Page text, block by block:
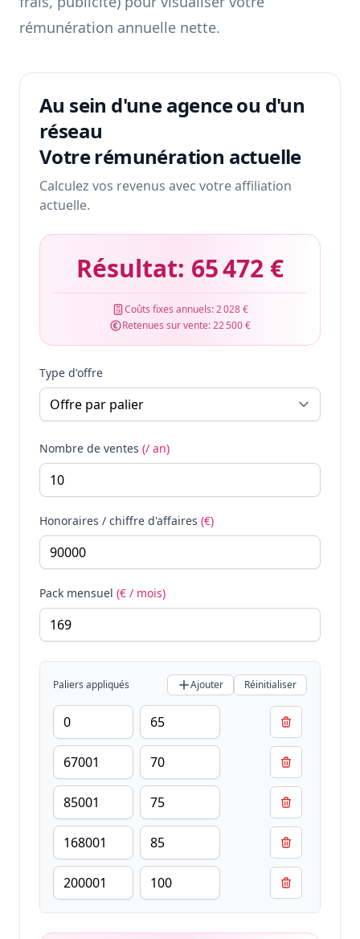
rémunération annuelle nette.
Au sein d'une agence ou d'un
réseau
Votre rémunération actuelle
Calculez vos revenus avec votre affiliation
actuelle.
Résultat: 65 472 €
Coûts fixes annuels:2 028 €
Retenues sur vente:22 500 €
Type d'offre
Nombre de ventes (/ an)
Honoraires / chiffre d'affaires (€)
Pack mensuel (€ / mois)
Paliers appliqués Ajouter Réinitialiser